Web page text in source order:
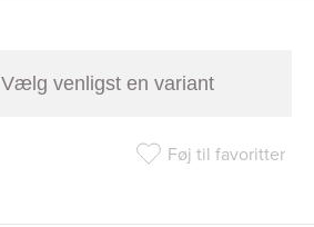
Vælg venligst en variant
Føj til favoritter